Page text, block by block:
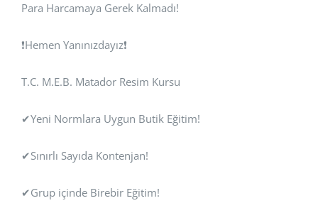
Para Harcamaya Gerek Kalmadı!
❗Hemen Yanınızdayız❗
T.C. M.E.B. Matador Resim Kursu
✔Yeni Normlara Uygun Butik Eğitim!
✔Sınırlı Sayıda Kontenjan!
✔Grup içinde Birebir Eğitim!